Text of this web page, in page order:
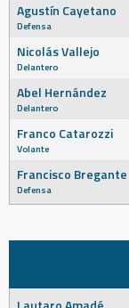
Agustín Cayetano
Defensa
Nicolás Vallejo
Delantero
Abel Hernández
Delantero
Franco Catarozzi
Volante
Francisco Bregante
Defensa